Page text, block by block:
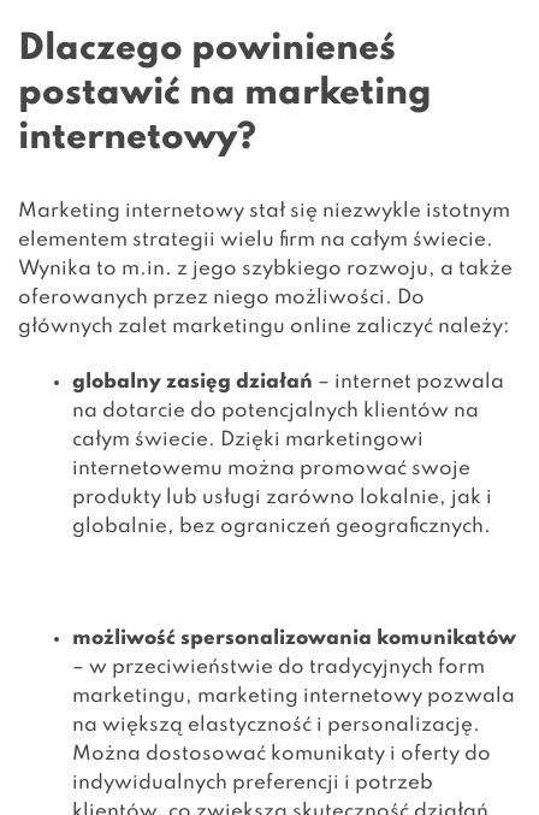
Dlaczego powinieneś
postawić na marketing
internetowy?
Marketing internetowy stał się niezwykle istotnym
elementem strategii wielu firm na całym świecie.
Wynika to m.in. z jego szybkiego rozwoju, a także
oferowanych przez niego możliwości. Do
głównych zalet marketingu online zaliczyć należy:
globalny zasięg działań – internet pozwala
na dotarcie do potencjalnych klientów na
całym świecie. Dzięki marketingowi
internetowemu można promować swoje
produkty lub usługi zarówno lokalnie, jak i
globalnie, bez ograniczeń geograficznych.
możliwość spersonalizowania komunikatów
– w przeciwieństwie do tradycyjnych form
marketingu, marketing internetowy pozwala
na większą elastyczność i personalizację.
Można dostosować komunikaty i oferty do
indywidualnych preferencji i potrzeb